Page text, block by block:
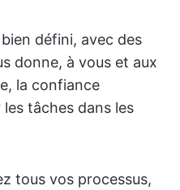
défini, avec des
donne, à vous et aux
la confiance
tâches dans les
tous vos processus,